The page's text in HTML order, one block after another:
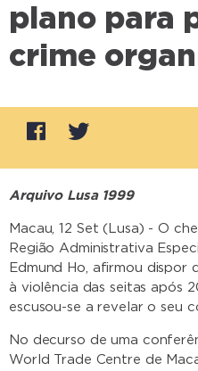
plano para
crime
Arquivo Lusa 1999
Macau, 12 Set (Lusa) - O
Região Administrativa
Edmund Ho, afirmou dispor
à violência das seitas após
escusou-se a revelar o seu
No decurso de uma
World Trade Centre de